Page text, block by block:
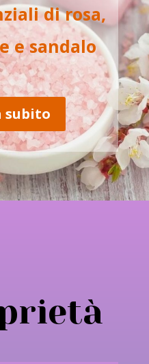
di rosa,
e sandalo
subito